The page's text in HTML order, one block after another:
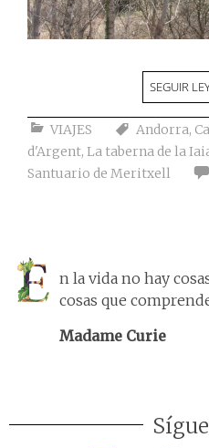
SEGUIR
VIAJES Andorra,
d'Argent, La taberna de la
Santuario de Meritxell
n la vida no hay
cosas que
Madame Curie